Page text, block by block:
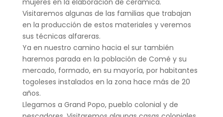
Visitaremos algunas de las familias que trabajan
en la producción de estos materiales y veremos
sus técnicas alfareras.
Ya en nuestro camino hacia el sur también
haremos parada en la población de Comé y su
mercado, formado, en su mayoría, por habitantes
togoleses instalados en la zona hace más de 20
años.
Llegamos a Grand Popo, pueblo colonial y de